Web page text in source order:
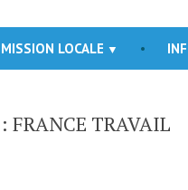
LOCALE
FRANCE TRAVAIL